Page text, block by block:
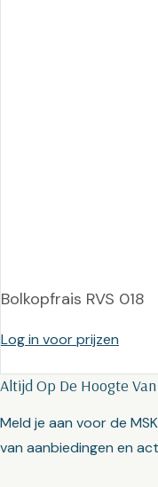
Bolkopfrais RVS 018
Log in voor prijzen
Altijd Op De Hoogte
Meld je aan voor de
van aanbiedingen en